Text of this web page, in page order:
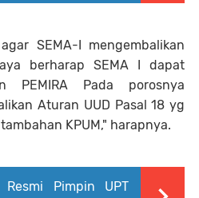
SEMA-I mengembalikan
berharap SEMA I dapat
PEMIRA Pada porosnya
Aturan UUD Pasal 18 yg
KPUM," harapnya.
Resmi Pimpin UPT